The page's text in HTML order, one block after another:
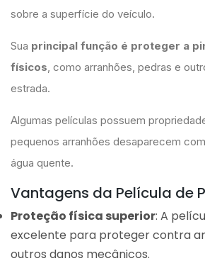
sobre a superfície do veículo.
Sua principal função é proteger a
físicos , como arranhões, pedras e
estrada.
Algumas películas possuem
pequenos arranhões desaparecem
água quente.
Vantagens da Película de
Proteção física superior: A
excelente para proteger contra
outros danos mecânicos.